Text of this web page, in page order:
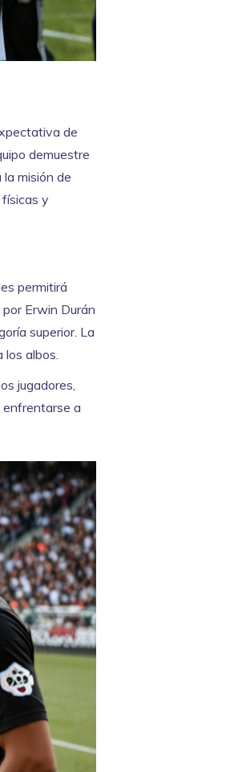
de
demuestre
misión de
y
permitirá
Erwin Durán
superior. La
los albos.
jugadores,
enfrentarse a